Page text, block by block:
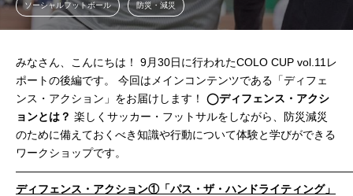
ソーシャルフットボール 防災・減災
みなさん、こんにちは！ 9月30日に行われたCOLO CUP vol.11レ
ポートの後編です。 今回はメインコンテンツである「ディフェ
ンス・アクション」をお届けします！ ◯ディフェンス・アクシ
ョンとは？ 楽しくサッカー・フットサルをしながら、防災減災
のために備えておくべき知識や行動について体験と学びができる
ワークショップです。
ディフェンス・アクション①「パス・ザ・ハンドライティング」